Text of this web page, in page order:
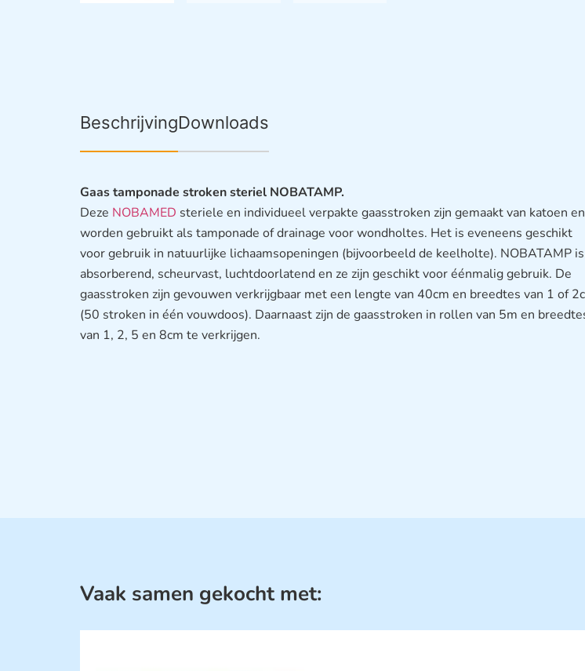
BeschrijvingDownloads
Gaas tamponade stroken steriel NOBATAMP.
Deze NOBAMED steriele en individueel verpakte gaasstroken zijn gemaakt van katoen en
worden gebruikt als tamponade of drainage voor wondholtes. Het is eveneens geschikt
voor gebruik in natuurlijke lichaamsopeningen (bijvoorbeeld de keelholte). NOBATAMP is
absorberend, scheurvast, luchtdoorlatend en ze zijn geschikt voor éénmalig gebruik. De
gaasstroken zijn gevouwen verkrijgbaar met een lengte van 40cm en breedtes van 1 of
(50 stroken in één vouwdoos). Daarnaast zijn de gaasstroken in rollen van 5m en
van 1, 2, 5 en 8cm te verkrijgen.
Vaak samen gekocht met: